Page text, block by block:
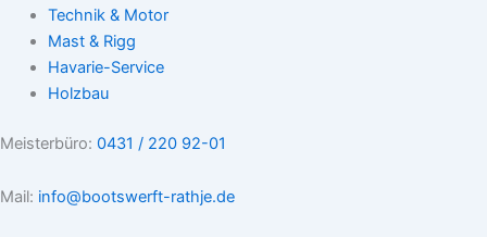
Technik & Motor
Mast & Rigg
Havarie-Service
Holzbau
Meisterbüro: 0431 / 220 92-01
Mail: info@bootswerft-rathje.de